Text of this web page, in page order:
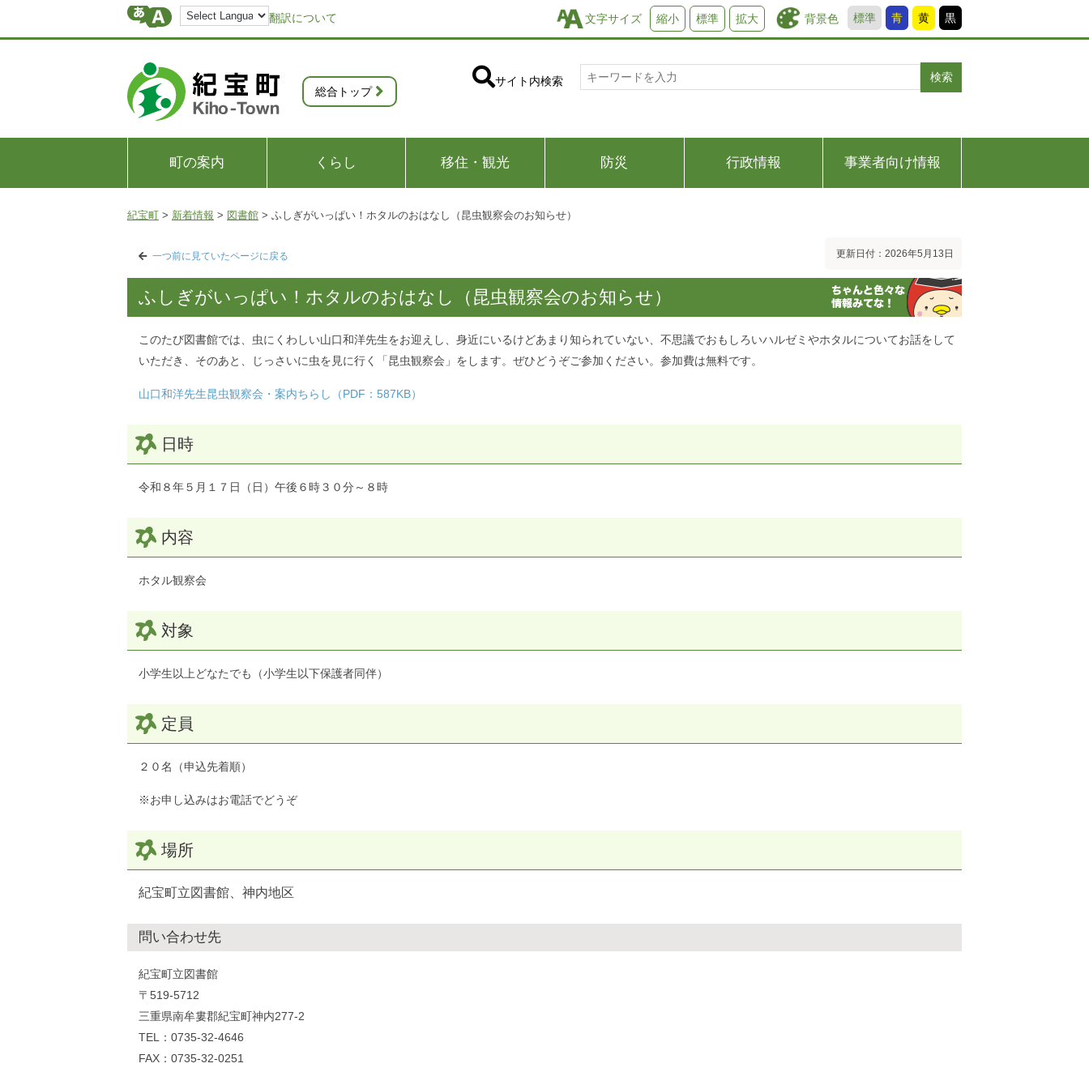
翻訳について 背景色 標準 青 黄 黒
文字サイズ 縮小 標準 拡大
総合トップ
サイト内検索 検索
町の案内 くらし 移住・観光 防災 行政情報 事業者向け情報
紀宝町 > 新着情報 > 図書館 > ふしぎがいっぱい！ホタルのおはなし（昆虫観察会のお知らせ）
一つ前に見ていたページに戻る 更新日付：2026年5月13日
ふしぎがいっぱい！ホタルのおはなし（昆虫観察会のお知らせ）
このたび図書館では、虫にくわしい山口和洋先生をお迎えし、身近にいるけどあまり知られていない、不思議でおもしろいハルゼミやホタルについてお話をして
いただき、そのあと、じっさいに虫を見に行く「昆虫観察会」をします。ぜひどうぞご参加ください。参加費は無料です。
山口和洋先生昆虫観察会・案内ちらし（PDF：587KB）
日時
令和８年５月１７日（日）午後６時３０分～８時
内容
ホタル観察会
対象
小学生以上どなたでも（小学生以下保護者同伴）
定員
２０名（申込先着順）
※お申し込みはお電話でどうぞ
場所
紀宝町立図書館、神内地区
問い合わせ先
紀宝町立図書館
〒519-5712
三重県南牟婁郡紀宝町神内277-2
TEL：0735-32-4646
FAX：0735-32-0251